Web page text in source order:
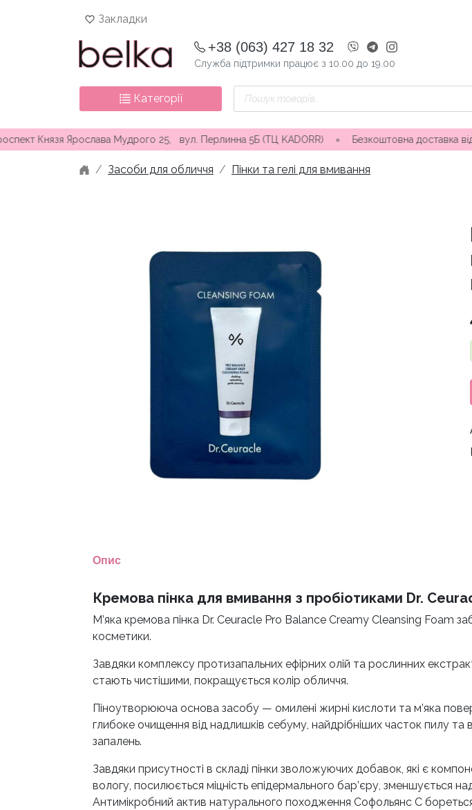
Закладки
+38 (063) 427 18 32
Служба підтримки працює з 10.00 до 19.00
Категорії
Пошук
товарів
Мудрого 25, вул. Перлинна 5Б (ТЦ KADORR) ∘ Безкоштовна доставка від 3000 грн
Засоби для обличчя Пінки та гелі для вмивання
Опис
Кремова пінка для вмивання з пробіотиками Dr.
М’яка кремова пінка Dr. Ceuracle Pro Balance Creamy Cleansing Foam
косметики.
Завдяки комплексу протизапальних ефірних олій та рослинних
стають чистішими, покращується колір обличчя.
Піноутворююча основа засобу — омилені жирні кислоти та м’яка
глибоке очищення від надлишків себуму, найдрібніших часток пилу
запалень.
Завдяки присутності в складі пінки зволожуючих добавок, які є
вологу, посилюється міцність епідермального бар’єру, зменшується
Антимікробний актив натурального походження Софольянс С